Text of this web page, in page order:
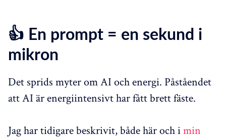
👍 En prompt = en sekund i
mikron
Det sprids myter om AI och energi. Påståendet
att AI är energiintensivt har fått brett fäste.
Jag har tidigare beskrivit, både här och imin